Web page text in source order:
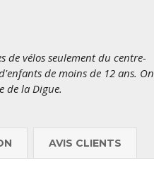
de vélos seulement du centre-
de moins de 12 ans. On
de la Digue.
AVIS CLIENTS